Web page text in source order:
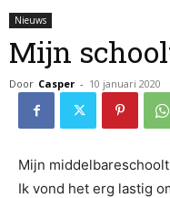
Nieuws
Mijn
Door Casper - 10 januari 2020
Mijn
Ik vond het erg lastig